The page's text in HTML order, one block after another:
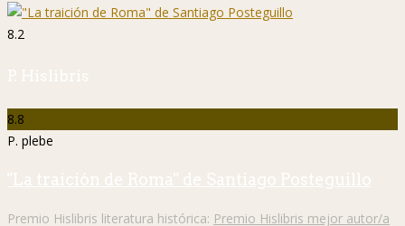
8.2
P. Hislibris
8.8
P. plebe
"La traición de Roma" de Santiago Posteguillo
Premio Hislibris literatura histórica: Premio Hislibris mejor autor/a